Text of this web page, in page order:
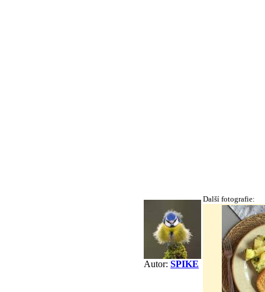
Autor: SPIKE
Další fotografie: